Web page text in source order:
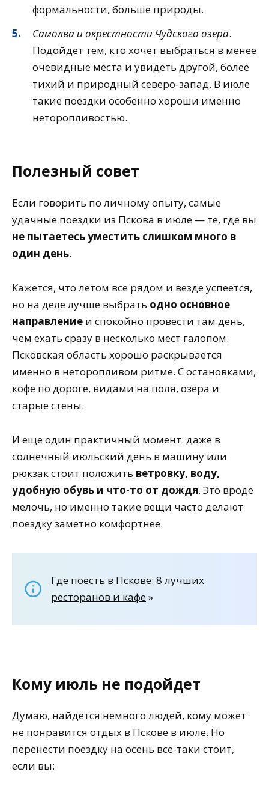
формальности, больше природы.
Самолва и окрестности Чудского озера.
Подойдет тем, кто хочет выбраться в менее
очевидные места и увидеть другой, более
тихий и природный северо-запад. В июле
такие поездки особенно хороши именно
неторопливостью.
Полезный совет
Если говорить по личному опыту, самые
удачные поездки из Пскова в июле — те, где вы
не пытаетесь уместить слишком много в
один день.
Кажется, что летом все рядом и везде успеется,
но на деле лучше выбрать одно основное
направление и спокойно провести там день,
чем ехать сразу в несколько мест галопом.
Псковская область хорошо раскрывается
именно в неторопливом ритме. С остановками,
кофе по дороге, видами на поля, озера и
старые стены.
И еще один практичный момент: даже в
солнечный июльский день в машину или
рюкзак стоит положить ветровку, воду,
удобную обувь и что-то от дождя. Это вроде
мелочь, но именно такие вещи часто делают
поездку заметно комфортнее.
Где поесть в Пскове: 8 лучших
ресторанов и кафе»
Кому июль не подойдет
Думаю, найдется немного людей, кому может
не понравится отдых в Пскове в июле. Но
перенести поездку на осень все-таки стоит,
если вы: